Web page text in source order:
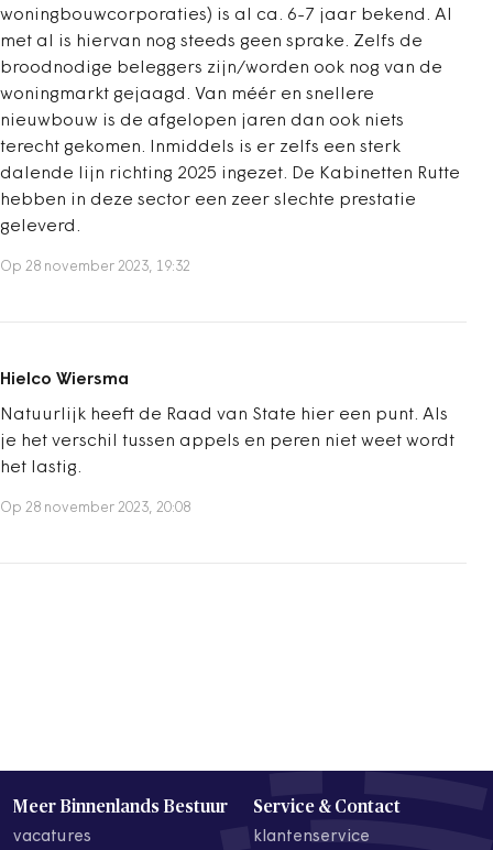
woningbouwcorporaties) is al ca. 6-7 jaar bekend. Al
met al is hiervan nog steeds geen sprake. Zelfs de
broodnodige beleggers zijn/worden ook nog van de
woningmarkt gejaagd. Van méér en snellere
nieuwbouw is de afgelopen jaren dan ook niets
terecht gekomen. Inmiddels is er zelfs een sterk
dalende lijn richting 2025 ingezet. De Kabinetten Rutte
hebben in deze sector een zeer slechte prestatie
geleverd.
Op 28 november 2023, 19:32
Hielco Wiersma
Natuurlijk heeft de Raad van State hier een punt. Als
je het verschil tussen appels en peren niet weet wordt
het lastig.
Op 28 november 2023, 20:08
Meer Binnenlands Bestuur
vacatures
Service & Contact
klantenservice